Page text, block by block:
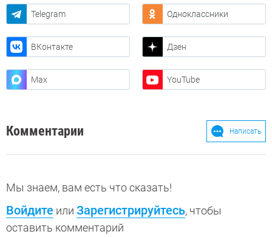
Telegram Одноклассники
ВКонтакте Дзен
Max YouTube
Комментарии Написать
Мы знаем, вам есть что сказать!
Войдите или Зарегистрируйтесь, чтобы
оставить комментарий